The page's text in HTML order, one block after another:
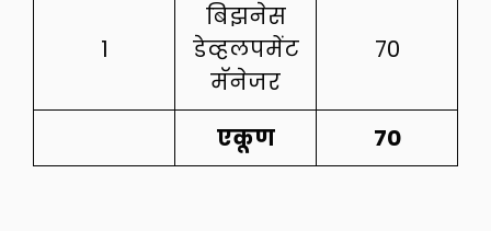
1
बिझनेस
डेव्हलपमेंट
मॅनेजर
70
एकूण 70